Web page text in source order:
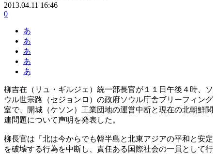
2013.04.11 16:46
0
あ
あ
あ
あ
あ
柳吉在（リュ・ギルジェ）統一部長官が１１日午後４時、ソ
ウル世宗路（セジョンロ）の政府ソウル庁舎ブリーフィング
室で、開城（ケソン）工業団地の運営中断と現在の北朝鮮関
連問題について声明を発表した。
柳長官は「北は今からでも韓半島と北東アジアの平和と安定
を破壊する行為を中断し、責任ある国際社会の一員として行